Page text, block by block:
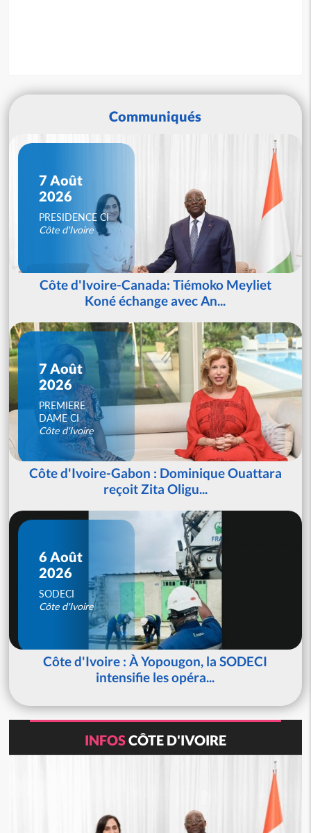
Communiqués
7 Août
2026
PRESIDENCE CI
Côte d'Ivoire
Côte d'Ivoire-Canada: Tiémoko Meyliet
Koné échange avec An...
7 Août
2026
PREMIERE
DAME CI
Côte d'Ivoire
Côte d'Ivoire-Gabon : Dominique Ouattara
reçoit Zita Oligu...
6 Août
2026
SODECI
Côte d'Ivoire
Côte d'Ivoire : À Yopougon, la SODECI
intensifie les opéra...
INFOSCÔTE D'IVOIRE